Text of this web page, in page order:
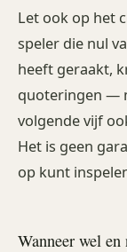
Let ook op het
speler die nul
heeft geraakt,
quoteringen —
volgende vijf
Het is geen
op kunt
Wanneer wel